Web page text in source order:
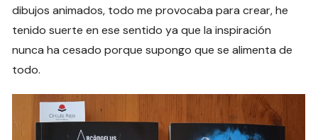
dibujos animados, todo me provocaba para crear, he
tenido suerte en ese sentido ya que la inspiración
nunca ha cesado porque supongo que se alimenta de
todo.